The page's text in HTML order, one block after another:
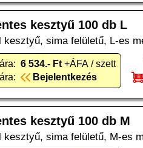
kesztyű 100 db L
kesztyű, sima felületű, L-es
6 534.- Ft +ÁFA / szett
Bejelentkezés
kesztyű 100 db M
kesztyű, sima felületű, M-es